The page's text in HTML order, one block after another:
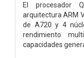
El procesador
arquitectura ARM
de A720 y 4
rendimiento
capacidades